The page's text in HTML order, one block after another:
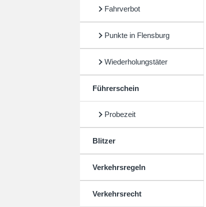
Fahrverbot
Punkte in Flensburg
Wiederholungstäter
Führerschein
Probezeit
Blitzer
Verkehrsregeln
Verkehrsrecht